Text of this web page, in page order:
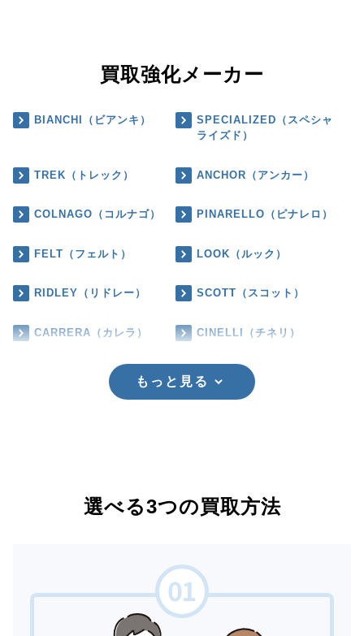
買取強化メーカー
BIANCHI（ビアンキ）
SPECIALIZED（スペシャ
ライズド）
TREK（トレック） ANCHOR（アンカー）
COLNAGO（コルナゴ） PINARELLO（ピナレロ）
FELT（フェルト） LOOK（ルック）
RIDLEY（リドレー） SCOTT（スコット）
CARRERA（カレラ） CINELLI（チネリ）
もっと見る
選べる3つの買取方法